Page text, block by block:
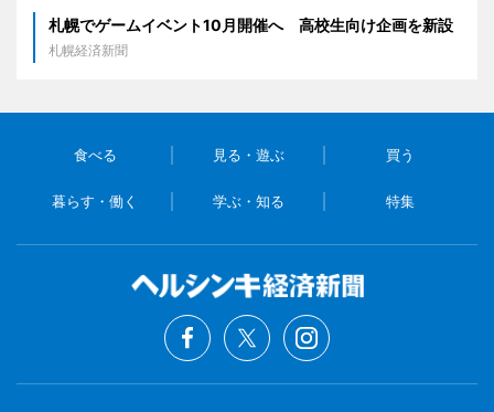
札幌でゲームイベント10月開催へ 高校生向け企画を新設
札幌経済新聞
食べる 見る・遊ぶ 買う
暮らす・働く 学ぶ・知る 特集